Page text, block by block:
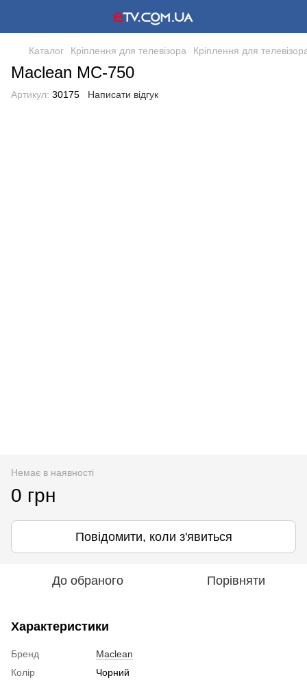
Каталог Кріплення для телевізора Кріплення для
Maclean MC-750
Артикул: 30175 Написати відгук
Немає в наявності
0 грн
Повідомити, коли з'явиться
До обраного Порівняти
Характеристики
Бренд
Maclean
Колір
Чорний